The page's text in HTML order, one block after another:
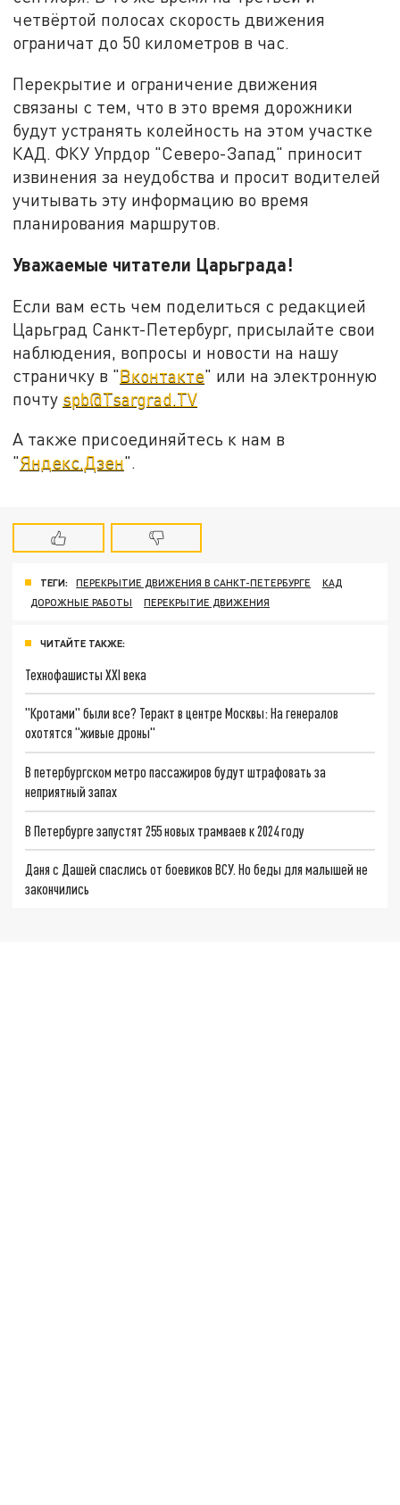
четвёртой полосах скорость движения
ограничат до 50 километров в час.
Перекрытие и ограничение движения
связаны с тем, что в это время дорожники
будут устранять колейность на этом участке
КАД. ФКУ Упрдор "Северо-Запад" приносит
извинения за неудобства и просит водителей
учитывать эту информацию во время
планирования маршрутов.
Уважаемые читатели Царьграда!
Если вам есть чем поделиться с редакцией
Царьград Санкт-Петербург, присылайте свои
наблюдения, вопросы и новости на нашу
страничку в "Вконтакте" или на электронную
почту spb@Tsargrad.TV
А также присоединяйтесь к нам в
"Яндекс.Дзен".
ТЕГИ: ПЕРЕКРЫТИЕ ДВИЖЕНИЯ В САНКТ-ПЕТЕРБУРГЕ
КАД
ДОРОЖНЫЕ РАБОТЫ
ПЕРЕКРЫТИЕ ДВИЖЕНИЯ
ЧИТАЙТЕ ТАКЖЕ:
Технофашисты XXI века
"Кротами" были все? Теракт в центре Москвы: На генералов
охотятся "живые дроны"
В петербургском метро пассажиров будут штрафовать за
неприятный запах
В Петербурге запустят 255 новых трамваев к 2024 году
Даня с Дашей спаслись от боевиков ВСУ. Но беды для малышей не
закончились